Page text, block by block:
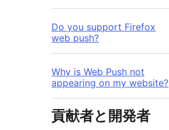
Do you support Firefox
web push?
Why is Web Push not
appearing on my website?
貢献者と開発者